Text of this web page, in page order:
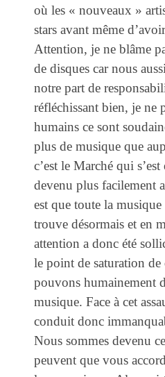
où les « nouveaux »
stars avant même
Attention, je ne blâme
de disques car nous
notre part de
réfléchissant bien, je ne
humains ce sont
plus de musique que
c’est le Marché qui
devenu plus facilement
est que toute la
trouve désormais et en
attention a donc été
le point de saturation de
pouvons humainement
musique. Face à cet
conduit donc
Nous sommes devenu
peuvent que vous